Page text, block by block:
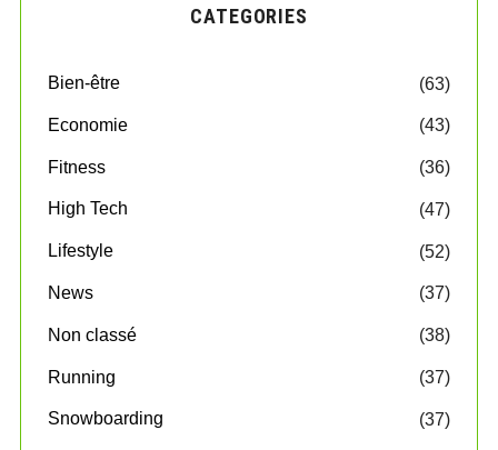
CATEGORIES
Bien-être (63)
Economie (43)
Fitness (36)
High Tech (47)
Lifestyle (52)
News (37)
Non classé (38)
Running (37)
Snowboarding (37)